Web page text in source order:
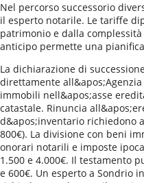
Nel percorso successorio
il esperto notarile. Le tariffe
patrimonio e dalla
anticipo permette una
La dichiarazione di
direttamente
immobili nell&apos;asse
catastale. Rinuncia
d&apos;inventario richiedono
800€). La divisione con beni
onorari notarili e imposte
1.500 e 4.000€. Il testamento
e 600€. Un esperto a Sondrio